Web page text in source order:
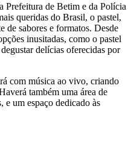
Prefeitura de Betim e da Polícia
queridas do Brasil, o pastel,
de sabores e formatos. Desde
inusitadas, como o pastel
delícias oferecidas por
com música ao vivo, criando
também uma área de
um espaço dedicado às